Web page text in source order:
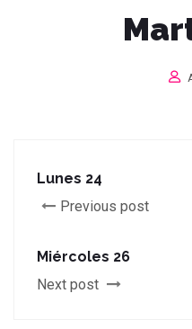
Lunes 24
Previous post
Miércoles 26
Next post